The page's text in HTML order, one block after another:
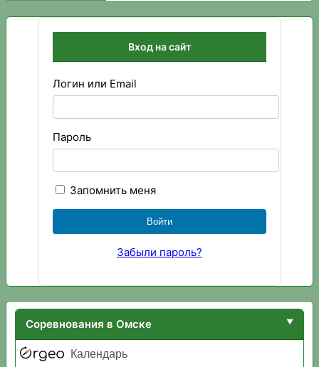
Вход на сайт
Логин или Email
Пароль
Запомнить меня
Забыли пароль?
Соревнования в Омске